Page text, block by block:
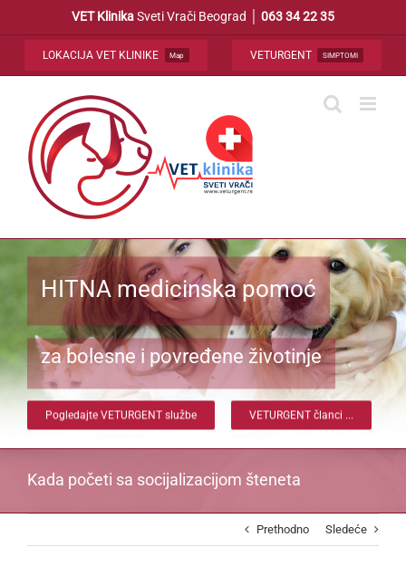
VET KlinikaSveti Vrači Beograd │ 063 34 22 35
LOKACIJA VET KLINIKE Map VETURGENT SIMPTOMI
HITNA medicinska pomoć
za bolesne i povređene životinje
Pogledajte VETURGENT službe VETURGENT članci ...
Kada početi sa socijalizacijom šteneta
Prethodno Sledeće